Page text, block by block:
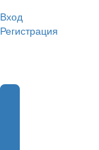
Вход
Регистрация